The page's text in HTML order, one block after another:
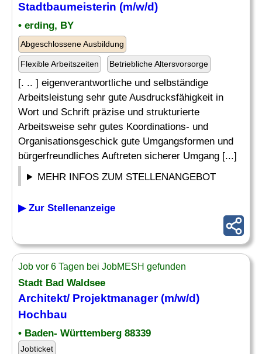
Stadtbaumeisterin (m/w/d)
• erding, BY
Abgeschlossene Ausbildung
Flexible Arbeitszeiten Betriebliche Altersvorsorge
[. .. ] eigenverantwortliche und selbständige
Arbeitsleistung sehr gute Ausdrucksfähigkeit in
Wort und Schrift präzise und strukturierte
Arbeitsweise sehr gutes Koordinations- und
Organisationsgeschick gute Umgangsformen und
bürgerfreundliches Auftreten sicherer Umgang [...]
MEHR INFOS ZUM STELLENANGEBOT
▶ Zur Stellenanzeige
Job vor 6 Tagen bei JobMESH gefunden
Stadt Bad Waldsee
Architekt/ Projektmanager (m/w/d)
Hochbau
• Baden- Württemberg 88339
Jobticket